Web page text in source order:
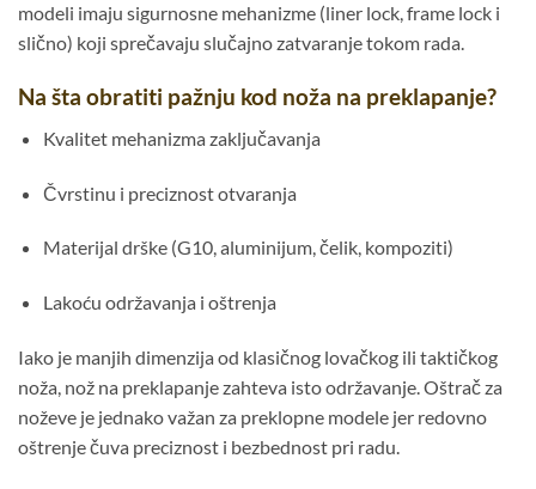
modeli imaju sigurnosne mehanizme (liner lock, frame lock i
slično) koji sprečavaju slučajno zatvaranje tokom rada.
Na šta obratiti pažnju kod noža na preklapanje?
Kvalitet mehanizma zaključavanja
Čvrstinu i preciznost otvaranja
Materijal drške (G10, aluminijum, čelik, kompoziti)
Lakoću održavanja i oštrenja
Iako je manjih dimenzija od klasičnog lovačkog ili taktičkog
noža, nož na preklapanje zahteva isto održavanje. Oštrač za
noževe je jednako važan za preklopne modele jer redovno
oštrenje čuva preciznost i bezbednost pri radu.